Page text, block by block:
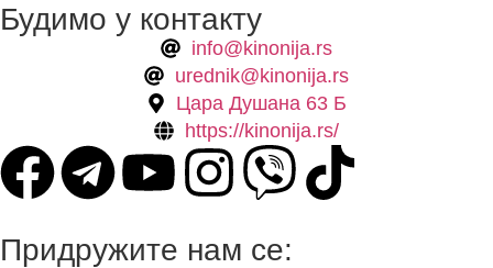
Будимо у контакту
info@kinonija.rs
urednik@kinonija.rs
Цара Душана 63 Б
https://kinonija.rs/
Придружите нам се: